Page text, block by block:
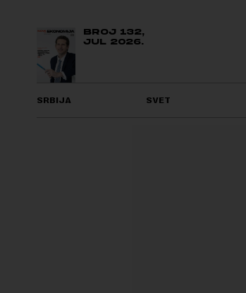
BROJ 132,
JUL 2026.
SRBIJA SVET